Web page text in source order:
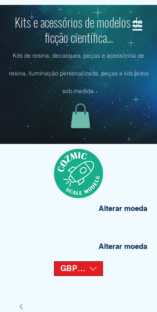
Kits e acessórios de modelos de
ficção científica...
Kits de resina, decalques, peças e acessórios de
resina, iluminação personalizada, peças e kits feitos
sob medida.
Alterar moeda
Alterar moeda
GBP (£)